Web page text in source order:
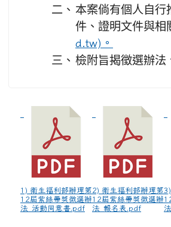
二、 本案倘有個人自行
件、證明文件與相
d.tw)。
三、 檢附旨揭徵選辦法
1) 衛生福利部辦理第
12屆紫絲帶獎徵選辦
法_活動同意書.pdf
2) 衛生福利部辦理第
12屆紫絲帶獎徵選辦
法_報名表.pdf